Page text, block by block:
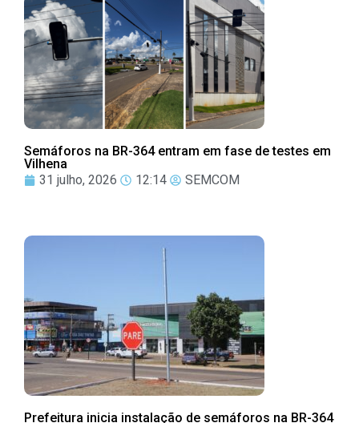
Semáforos na BR-364 entram em fase de testes em
Vilhena
31 julho, 2026
12:14 SEMCOM
Prefeitura inicia instalação de semáforos na BR-364